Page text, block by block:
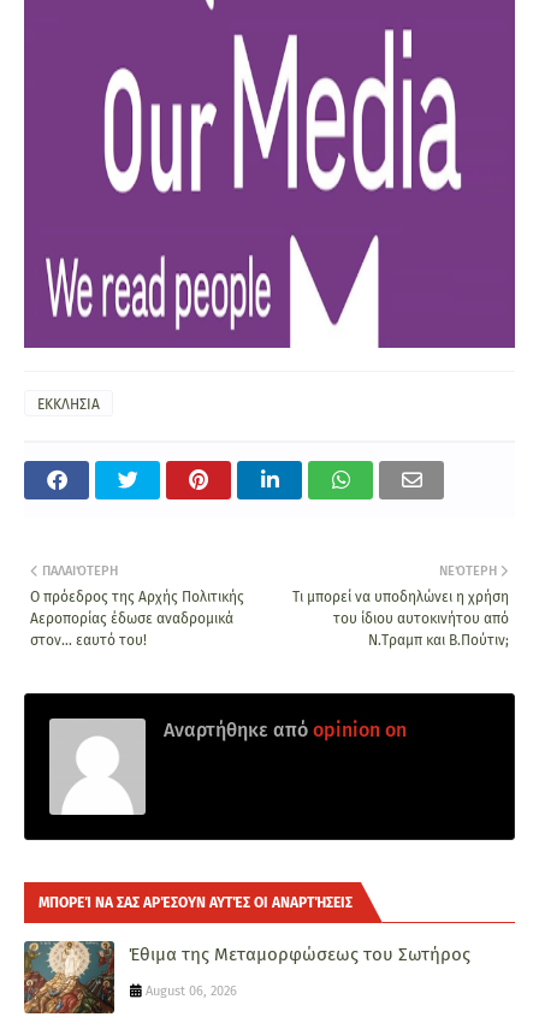
ΕΚΚΛΗΣΙΑ
ΝΕΌΤΕΡΗ
Τι μπορεί να υποδηλώνει η χρήση
του ίδιου αυτοκινήτου από
Ν.Τραμπ και Β.Πούτιν;
ΠΑΛΑΙΌΤΕΡΗ
Ο πρόεδρος της Αρχής Πολιτικής
Αεροπορίας έδωσε αναδρομικά
στον… εαυτό του!
Αναρτήθηκε από opinion on
ΜΠΟΡΕΊ ΝΑ ΣΑΣ ΑΡΈΣΟΥΝ ΑΥΤΈΣ ΟΙ ΑΝΑΡΤΉΣΕΙΣ
Έθιμα της Μεταμορφώσεως του Σωτήρος
August 06, 2026